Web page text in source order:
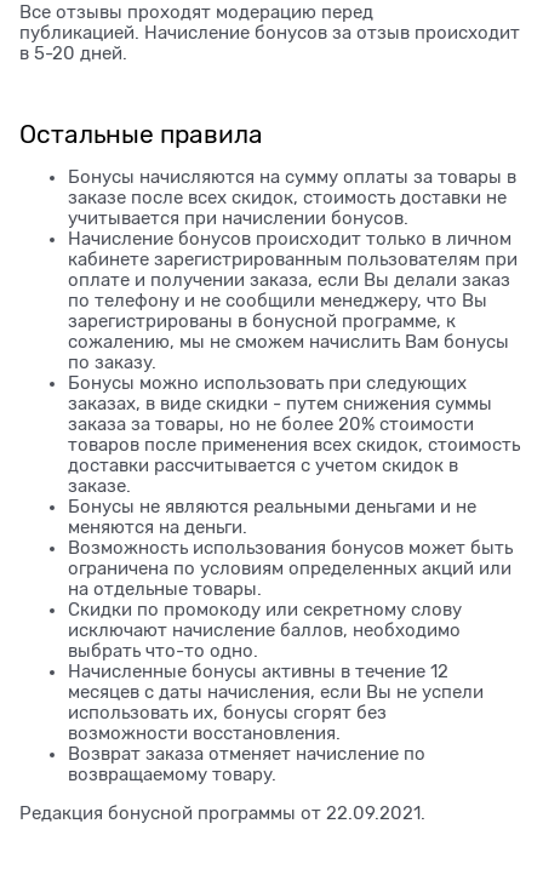
Все отзывы проходят модерацию перед
публикацией. Начисление бонусов за отзыв происходит
в 5-20 дней.
Остальные правила
Бонусы начисляются на сумму оплаты за товары в
заказе после всех скидок, стоимость доставки не
учитывается при начислении бонусов.
Начисление бонусов происходит только в личном
кабинете зарегистрированным пользователям при
оплате и получении заказа, если Вы делали заказ
по телефону и не сообщили менеджеру, что Вы
зарегистрированы в бонусной программе, к
сожалению, мы не сможем начислить Вам бонусы
по заказу.
Бонусы можно использовать при следующих
заказах, в виде скидки - путем снижения суммы
заказа за товары, но не более 20% стоимости
товаров после применения всех скидок, стоимость
доставки рассчитывается с учетом скидок в
заказе.
Бонусы не являются реальными деньгами и не
меняются на деньги.
Возможность использования бонусов может быть
ограничена по условиям определенных акций или
на отдельные товары.
Скидки по промокоду или секретному слову
исключают начисление баллов, необходимо
выбрать что-то одно.
Начисленные бонусы активны в течение 12
месяцев с даты начисления, если Вы не успели
использовать их, бонусы сгорят без
возможности восстановления.
Возврат заказа отменяет начисление по
возвращаемому товару.
Редакция бонусной программы от 22.09.2021.